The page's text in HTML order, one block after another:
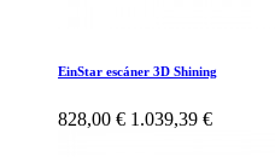
EinStar escáner 3D Shining
828,00 € 1.039,39 €